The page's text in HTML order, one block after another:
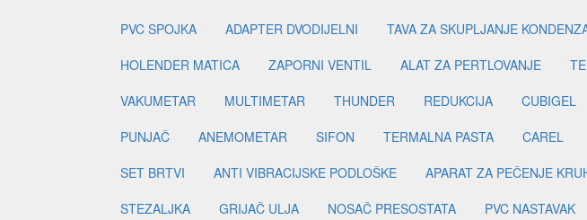
PVC SPOJKA
ADAPTER DVODIJELNI TAVA ZA SKUPLJANJE
HOLENDER MATICA
ZAPORNI VENTIL ALAT ZA PERTLOVANJE
VAKUMETAR
MULTIMETAR THUNDER REDUKCIJA CUBIGEL
PUNJAČ
ANEMOMETAR SIFON TERMALNA PASTA CAREL
SET BRTVI
ANTI VIBRACIJSKE PODLOŠKE APARAT ZA PEČENJE
STEZALJKA
GRIJAČ ULJA NOSAČ PRESOSTATA PVC NASTAVAK